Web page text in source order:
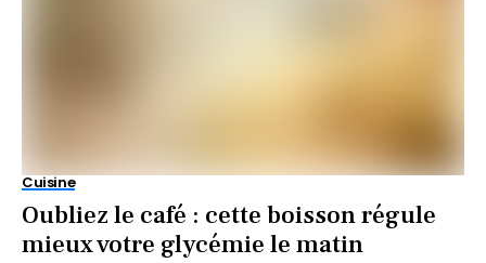
Cuisine
Oubliez le café : cette boisson régule
mieux votre glycémie le matin